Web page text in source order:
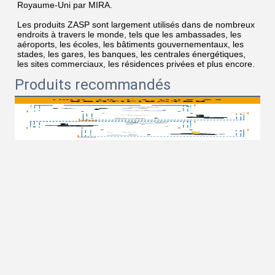
Royaume-Uni par MIRA.
Les produits ZASP sont largement utilisés dans de nombreux
endroits à travers le monde, tels que les ambassades, les
aéroports, les écoles, les bâtiments gouvernementaux, les
stades, les gares, les banques, les centrales énergétiques,
les sites commerciaux, les résidences privées et plus encore.
Produits recommandés